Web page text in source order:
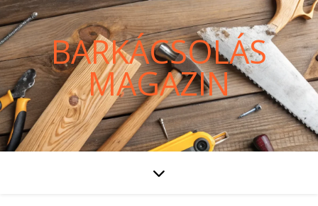
BARKÁCSOLÁS
MAGAZIN